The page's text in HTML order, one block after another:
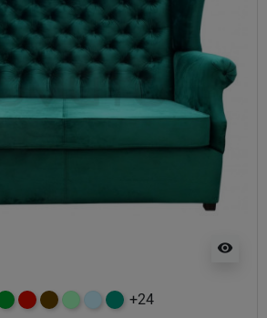
visibility
czerwony
czekoladowy
miętowybłękitny
turkusowy
+24